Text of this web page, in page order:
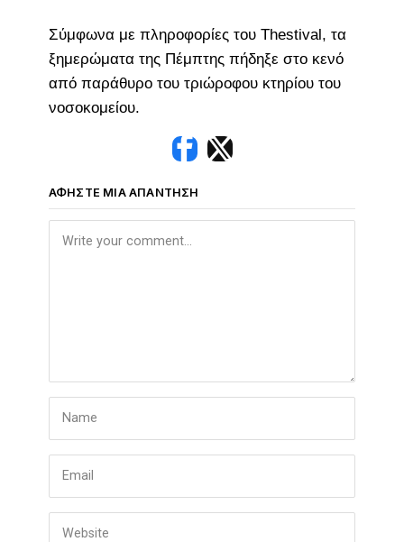
Σύμφωνα με πληροφορίες του Thestival, τα
ξημερώματα της Πέμπτης πήδηξε στο κενό
από παράθυρο του τριώροφου κτηρίου του
νοσοκομείου.
ΑΦΉΣΤΕ ΜΙΑ ΑΠΆΝΤΗΣΗ